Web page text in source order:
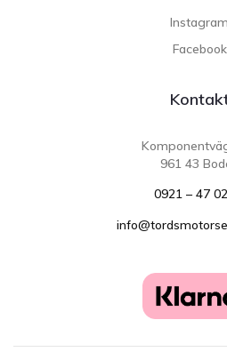
Instagram
Facebook
961 43
0921 – 47